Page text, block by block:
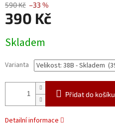
590 Kč –33 %
390 Kč
cena:
Skladem
Varianta
Přidat do košíku
Detailní informace